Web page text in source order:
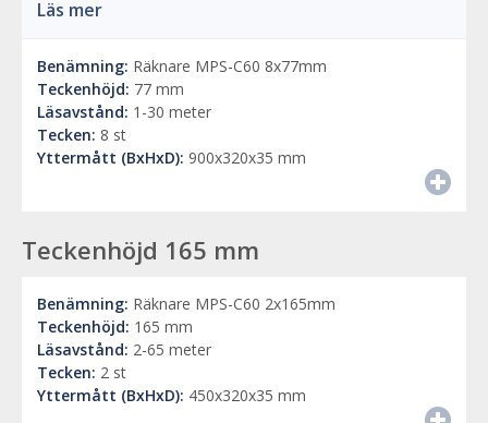
Läs mer
Benämning: Räknare MPS-C60 8x77mm
Teckenhöjd: 77 mm
Läsavstånd: 1-30 meter
Tecken: 8 st
Yttermått (BxHxD): 900x320x35 mm
Teckenhöjd 165 mm
Benämning: Räknare MPS-C60 2x165mm
Teckenhöjd: 165 mm
Läsavstånd: 2-65 meter
Tecken: 2 st
Yttermått (BxHxD): 450x320x35 mm